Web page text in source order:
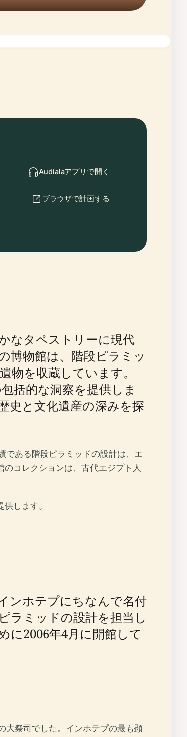
Audialaアプリで開く
ブラウザで計画する
なタペストリーに現代
博物館は、階段ピラミッ
を収蔵しています。
括的な洞察を提供しま
史と文化遺産の深みを探
である階段ピラミッドの設計は、エ
コレクションは、古代エジプト人
します。
ンホテプにちなんで名付
ラミッドの設計を担当し
に2006年4月に開館して
大祭司でした。インホテプの最も顕